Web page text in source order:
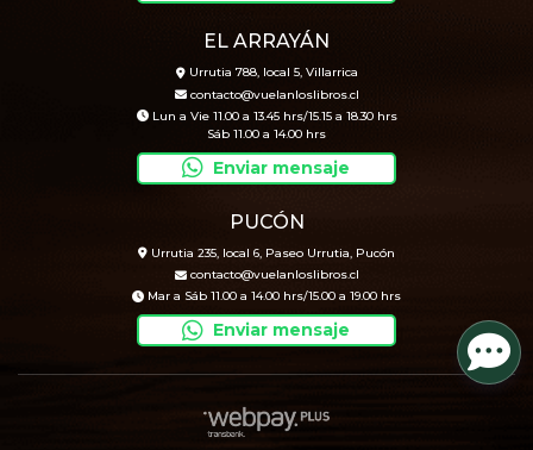
EL ARRAYÁN
Urrutia 788, local 5, Villarrica
contacto@vuelanloslibros.cl
Lun a Vie 11.00 a 13.45 hrs/15.15 a 18.30 hrs
Sáb 11.00 a 14.00 hrs
Enviar mensaje
PUCÓN
Urrutia 235, local 6, Paseo Urrutia, Pucón
contacto@vuelanloslibros.cl
Mar a Sáb 11.00 a 14.00 hrs/15.00 a 19.00 hrs
Enviar mensaje